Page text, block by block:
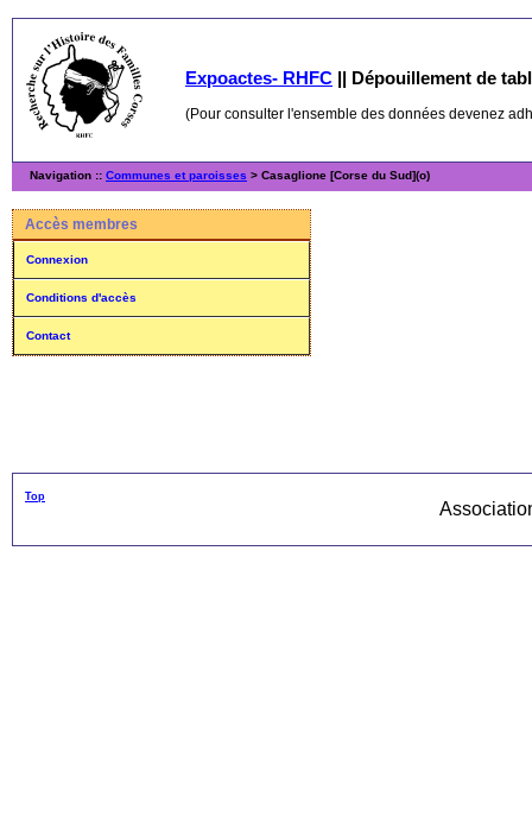
Expoactes- RHFC || Dépouillement de
(Pour consulter l'ensemble des données devenez
Navigation :: Communes et paroisses > Casaglione [Corse du Sud](o)
Accès membres
Connexion
Conditions d'accès
Contact
Top